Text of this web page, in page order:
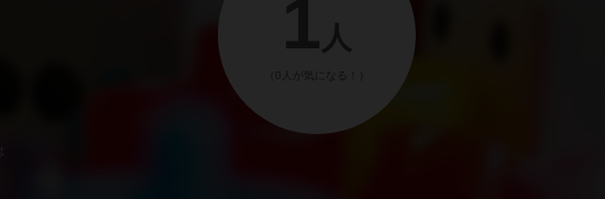
1 人
（0人が気になる！）